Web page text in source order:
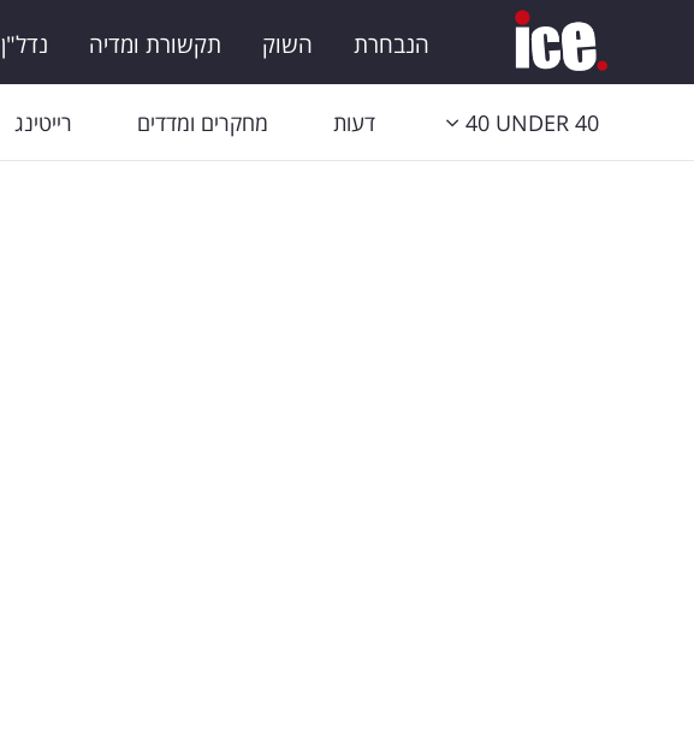
הנבחרת השוק תקשורת ומדיה נדל"ן
40 UNDER 40 דעות מחקרים ומדדים רייטינג